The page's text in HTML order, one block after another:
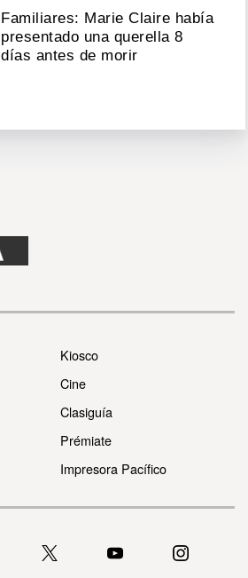
Familiares: Marie Claire había
presentado una querella 8
días antes de morir
Kiosco
Cine
Clasiguía
Prémiate
Impresora Pacífico